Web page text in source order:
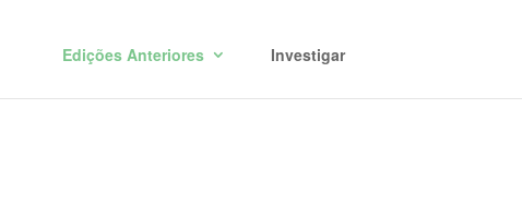
Edições Anteriores Investigar